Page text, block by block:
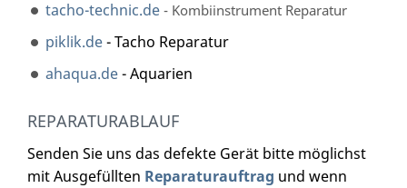
tacho-technic.de - Kombiinstrument Reparatur
piklik.de- Tacho Reparatur
ahaqua.de- Aquarien
REPARATURABLAUF
Senden Sie uns das defekte Gerät bitte möglichst
mit Ausgefüllten Reparaturauftrag und wenn